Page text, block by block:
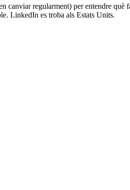
regularment) per entendre què
LinkedIn es troba als Estats Units.